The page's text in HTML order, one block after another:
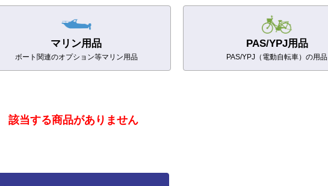
マリン用品
ボート関連のオプション等マリン用品
PAS/YPJ用品
PAS/YPJ（電動自転車）の用品
該当する商品がありません